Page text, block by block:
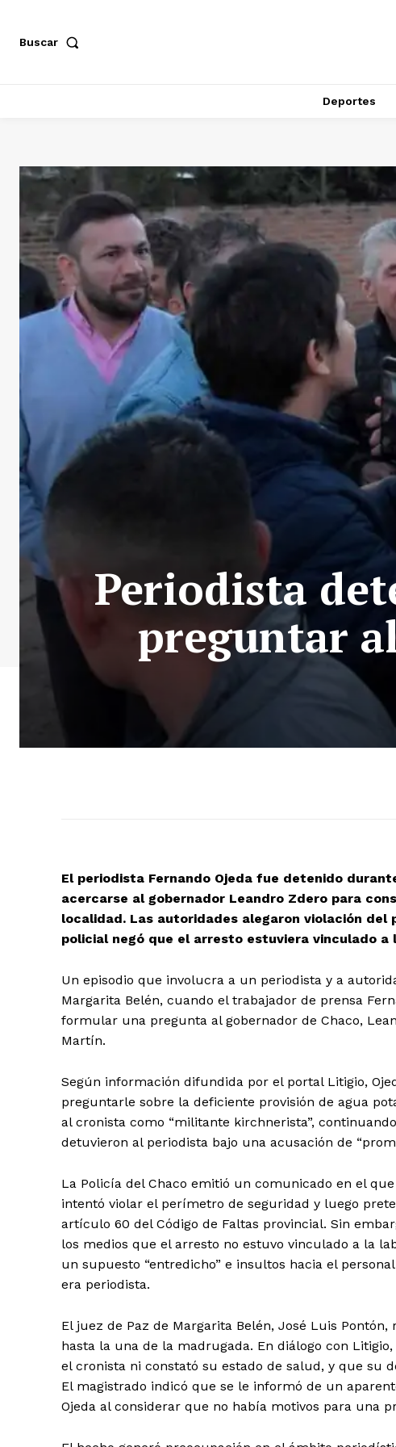
Buscar
Deportes
Periodista
preguntar
El periodista Fernando Ojeda fue detenido
acercarse al gobernador Leandro Zdero para
localidad. Las autoridades alegaron violación
policial negó que el arresto estuviera vinculado a
Un episodio que involucra a un periodista y a
Margarita Belén, cuando el trabajador de prensa
formular una pregunta al gobernador de Chaco,
Martín.
Según información difundida por el portal Litigio,
preguntarle sobre la deficiente provisión de agua
al cronista como “militante kirchnerista”,
detuvieron al periodista bajo una acusación de
La Policía del Chaco emitió un comunicado en el
intentó violar el perímetro de seguridad y luego
artículo 60 del Código de Faltas provincial. Sin
los medios que el arresto no estuvo vinculado a la
un supuesto “entredicho” e insultos hacia el
era periodista.
El juez de Paz de Margarita Belén, José Luis
hasta la una de la madrugada. En diálogo con
el cronista ni constató su estado de salud, y que su
El magistrado indicó que se le informó de un
Ojeda al considerar que no había motivos para una